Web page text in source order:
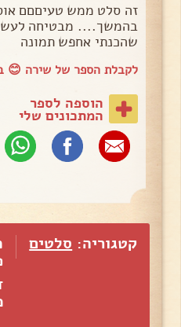
זה סלט ממש טעיםםם
בהמשך.... מבטיחה
שהכנתי אחפש תמונה
לקבלת הספר של שירה 😊
הוספה לספר
המתכונים שלי
קטגוריה: סלטים